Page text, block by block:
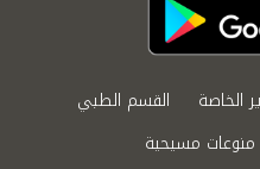
الخاصة
القسم الطبي
منوعات مسيحية